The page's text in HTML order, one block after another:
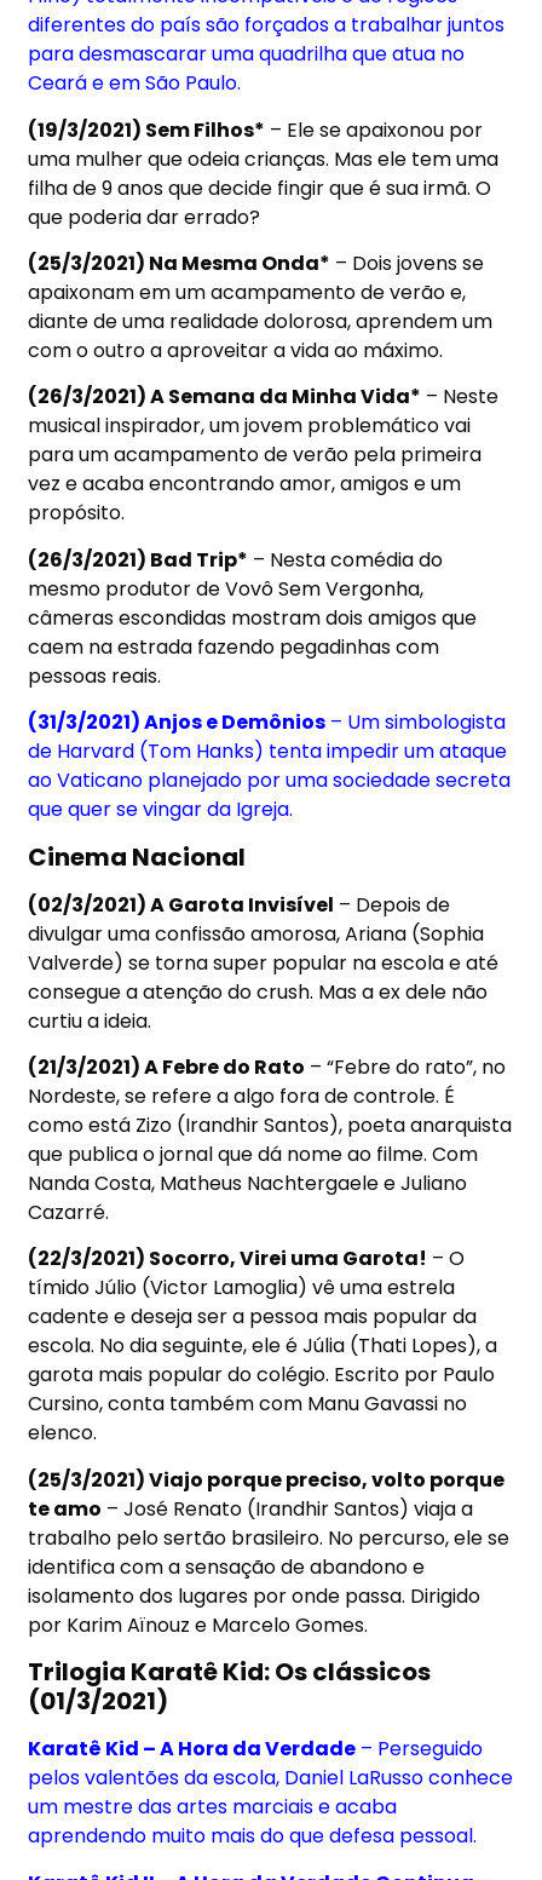
diferentes do país são forçados a trabalhar juntos
para desmascarar uma quadrilha que atua no
Ceará e em São Paulo.
(19/3/2021) Sem Filhos* – Ele se apaixonou por
uma mulher que odeia crianças. Mas ele tem uma
filha de 9 anos que decide fingir que é sua irmã. O
que poderia dar errado?
(25/3/2021) Na Mesma Onda* – Dois jovens se
apaixonam em um acampamento de verão e,
diante de uma realidade dolorosa, aprendem um
com o outro a aproveitar a vida ao máximo.
(26/3/2021) A Semana da Minha Vida* – Neste
musical inspirador, um jovem problemático vai
para um acampamento de verão pela primeira
vez e acaba encontrando amor, amigos e um
propósito.
(26/3/2021) Bad Trip* – Nesta comédia do
mesmo produtor de Vovô Sem Vergonha,
câmeras escondidas mostram dois amigos que
caem na estrada fazendo pegadinhas com
pessoas reais.
(31/3/2021) Anjos e Demônios – Um simbologista
de Harvard (Tom Hanks) tenta impedir um ataque
ao Vaticano planejado por uma sociedade secreta
que quer se vingar da Igreja.
Cinema Nacional
(02/3/2021) A Garota Invisível – Depois de
divulgar uma confissão amorosa, Ariana (Sophia
Valverde) se torna super popular na escola e até
consegue a atenção do crush. Mas a ex dele não
curtiu a ideia.
(21/3/2021) A Febre do Rato – “Febre do rato”, no
Nordeste, se refere a algo fora de controle. É
como está Zizo (Irandhir Santos), poeta anarquista
que publica o jornal que dá nome ao filme. Com
Nanda Costa, Matheus Nachtergaele e Juliano
Cazarré.
(22/3/2021) Socorro, Virei uma Garota! – O
tímido Júlio (Victor Lamoglia) vê uma estrela
cadente e deseja ser a pessoa mais popular da
escola. No dia seguinte, ele é Júlia (Thati Lopes), a
garota mais popular do colégio. Escrito por Paulo
Cursino, conta também com Manu Gavassi no
elenco.
(25/3/2021) Viajo porque preciso, volto porque
te amo – José Renato (Irandhir Santos) viaja a
trabalho pelo sertão brasileiro. No percurso, ele se
identifica com a sensação de abandono e
isolamento dos lugares por onde passa. Dirigido
por Karim Aïnouz e Marcelo Gomes.
Trilogia Karatê Kid: Os clássicos
(01/3/2021)
Karatê Kid – A Hora da Verdade – Perseguido
pelos valentões da escola, Daniel LaRusso conhece
um mestre das artes marciais e acaba
aprendendo muito mais do que defesa pessoal.